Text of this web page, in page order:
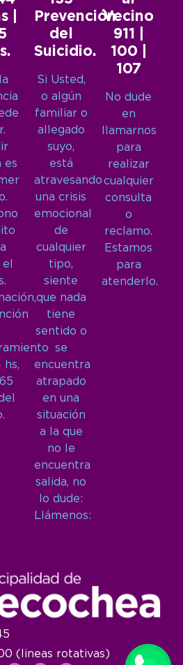
|
es
hs,
Prevención
del
Suicidio.
Si Usted,
o algún
familiar o
allegado
suyo,
está
atravesando
una crisis
emocional
de
cualquier
tipo,
siente
que nada
tiene
sentido o
se
encuentra
atrapado
en una
situación
a la que
no le
encuentra
salida, no
lo dude:
Llámenos:
Vecino
911 |
100 |
107
No dude
en
llamarnos
para
realizar
cualquier
consulta
o
reclamo.
Estamos
para
atenderlo.
(lineas rotativas)